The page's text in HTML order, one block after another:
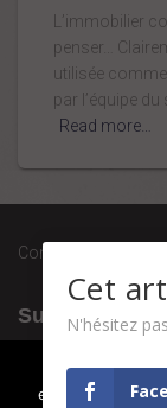
L’immobilier
penser…
utilisée
par l’équipe
Read more…
Conditions
Suivez-nous
Cet
N'hésitez
Nous utilisons
expérience sur